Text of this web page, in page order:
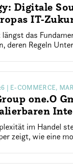
Digitale
IT-
längst das
deren Regeln
| E-COMMERCE,
one.O
im Handel
zeigt, wie eine